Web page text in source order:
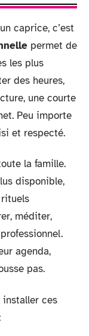
caprice, c’est
permet de
les plus
des heures,
une courte
Peu importe
et respecté.
la famille.
disponible,
méditer,
agenda,
pas.
ces